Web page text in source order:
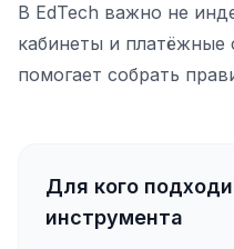
В EdTech важно не
кабинеты и платёжные
помогает собрать
Для кого
инструмента